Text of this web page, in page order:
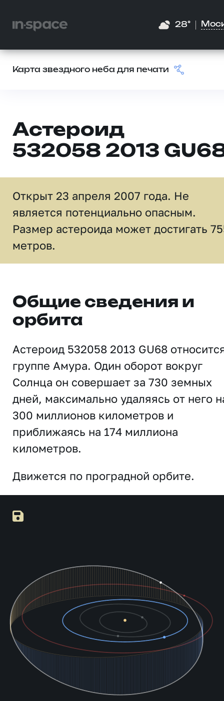
28°
Карта звездного неба для печати
Астероид
532058 2013
Открыт 23 апреля 2007 года. Не
является потенциально опасным.
Размер астероида может достигать
метров.
Общие сведения и
орбита
Астероид 532058 2013 GU68
группе Амура. Один оборот вокруг
Солнца он совершает за 730 земных
дней, максимально удаляясь от него
300 миллионов километров и
приближаясь на 174 миллиона
километров.
Движется по проградной орбите.